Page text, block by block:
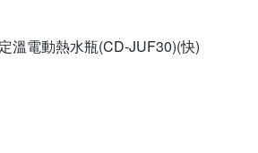
溫電動熱水瓶(CD-JUF30)(快)